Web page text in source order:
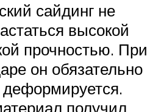
сайдинг не
высокой
прочностью. При
он обязательно
получил